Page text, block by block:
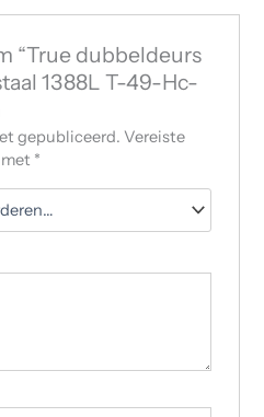
“True dubbeldeurs
1388L T-49-Hc-
gepubliceerd. Vereiste
*